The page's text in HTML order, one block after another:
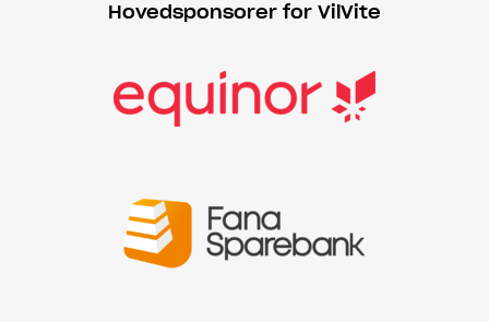
Hovedsponsorer for VilVite